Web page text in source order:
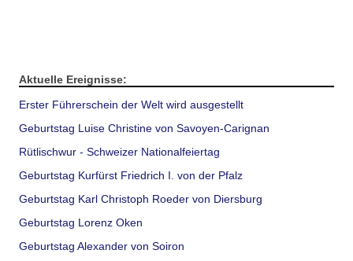
Aktuelle Ereignisse:
Erster Führerschein der Welt wird ausgestellt
Geburtstag Luise Christine von Savoyen-Carignan
Rütlischwur - Schweizer Nationalfeiertag
Geburtstag Kurfürst Friedrich I. von der Pfalz
Geburtstag Karl Christoph Roeder von Diersburg
Geburtstag Lorenz Oken
Geburtstag Alexander von Soiron